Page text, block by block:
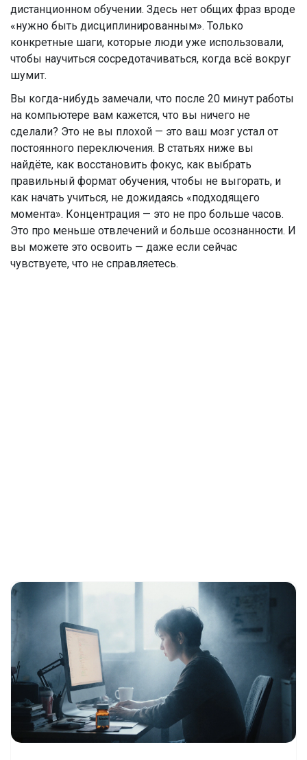
дистанционном обучении. Здесь нет общих фраз вроде
«нужно быть дисциплинированным». Только
конкретные шаги, которые люди уже использовали,
чтобы научиться сосредотачиваться, когда всё вокруг
шумит.
Вы когда-нибудь замечали, что после 20 минут работы
на компьютере вам кажется, что вы ничего не
сделали? Это не вы плохой — это ваш мозг устал от
постоянного переключения. В статьях ниже вы
найдёте, как восстановить фокус, как выбрать
правильный формат обучения, чтобы не выгорать, и
как начать учиться, не дожидаясь «подходящего
момента». Концентрация — это не про больше часов.
Это про меньше отвлечений и больше осознанности. И
вы можете это освоить — даже если сейчас
чувствуете, что не справляетесь.